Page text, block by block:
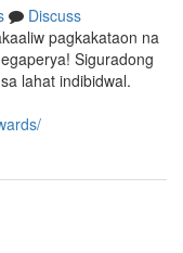
Discuss
pagkakataon na
Siguradong
lahat indibidwal.